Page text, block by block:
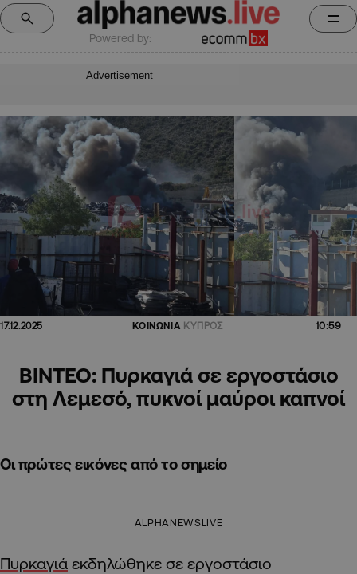
Powered by:
Advertisement
17.12.2025 ΚΟΙΝΩΝΙΑ ΚΥΠΡΟΣ 10:59
ΒΙΝΤΕΟ: Πυρκαγιά σε εργοστάσιο
στη Λεμεσό, πυκνοί μαύροι καπνοί
Οι πρώτες εικόνες από το σημείο
ALPHANEWSLIVE
Πυρκαγιά εκδηλώθηκε σε εργοστάσιο